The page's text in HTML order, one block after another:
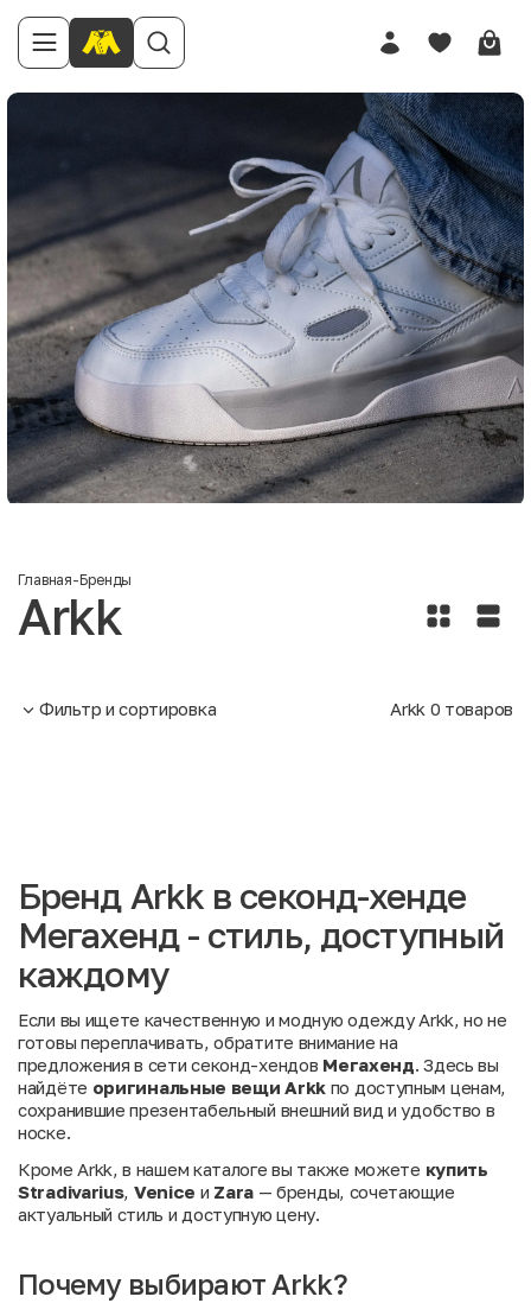
Главная-Бренды
Arkk
Фильтр и сортировка Arkk 0 товаров
Бренд Arkk в секонд-хенде
Мегахенд - стиль, доступный
каждому
Если вы ищете качественную и модную одежду Arkk, но не
готовы переплачивать, обратите внимание на
предложения в сети секонд-хендов Мегахенд. Здесь вы
найдёте оригинальные вещи Arkk по доступным ценам,
сохранившие презентабельный внешний вид и удобство в
носке.
Кроме Arkk, в нашем каталоге вы также можете купить
Stradivarius, Venice и Zara— бренды, сочетающие
актуальный стиль и доступную цену.
Почему выбирают Arkk?